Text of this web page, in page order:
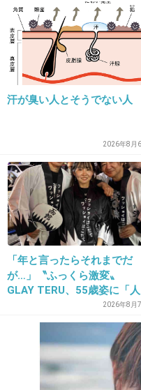
28. 匿名2014/01/29(水) 13:55:54
話は面白そうだけどね。
映画としてのクオリティー
可愛らしさがなくて老けて
30. 匿名2014/01/29(水) 13:58:16
ジジ、見た目だけは可愛
2014/01/29(水) 13:59:48
汗が臭い人とそうでない人
2026年8月6
「年と言ったらそれまでだ
が…」〝ふっくら激変〟
GLAY TERU、55歳姿に「人
として好きすぎる」「TERU
さんには見えない」「分か
2026年8月7